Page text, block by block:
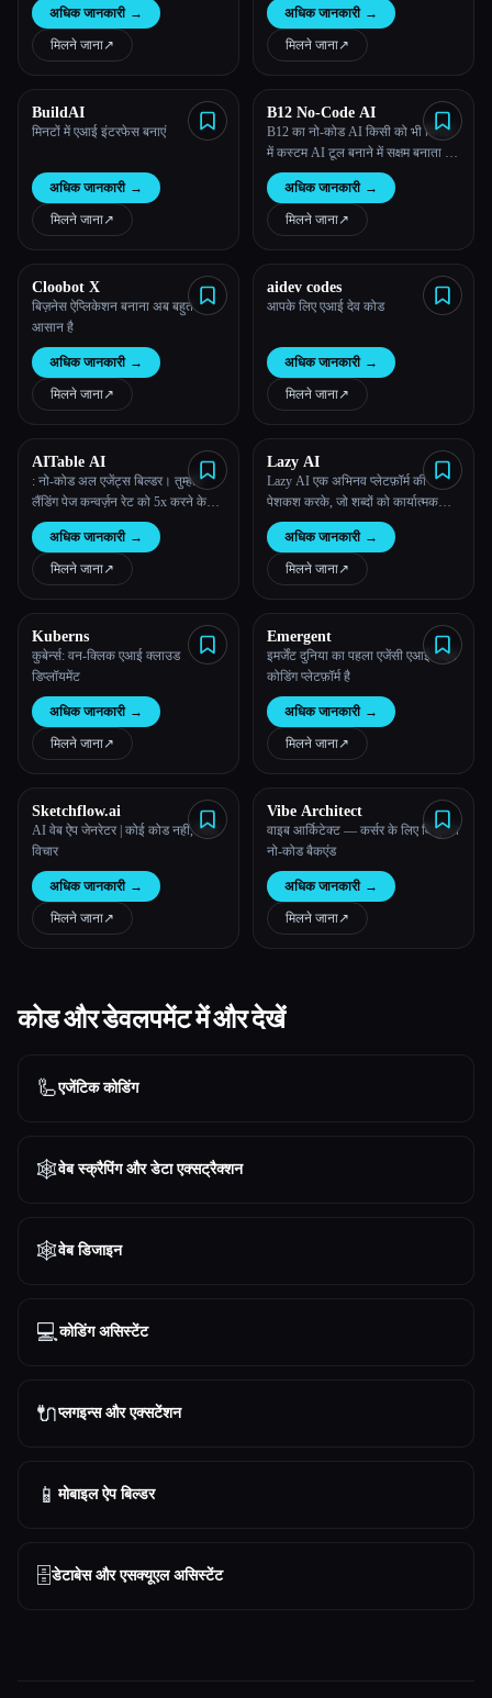
सभी श्रेणियाँ
अधिक जानकारी →
मिलने जाना↗︎
अधिक जानकारी →
मिलने जाना↗︎
BuildAI
मिनटों में एआई इंटरफेस बनाएं
अधिक जानकारी →
मिलने जाना↗︎
B12 No-Code AI
B12 का नो-कोड AI किसी को भी मिनटों
में कस्टम AI टूल बनाने में सक्षम बनाता है।
एआई का उपयोग करने से लेकर बिना
किसी विशेषज्ञता के मिनटों में अपना खुद
का एआई टूल बनाने तक जाएं।
अधिक जानकारी →
मिलने जाना↗︎
Cloobot X
बिज़नेस ऐप्लिकेशन बनाना अब बहुत
आसान है
अधिक जानकारी →
मिलने जाना↗︎
aidev codes
आपके लिए एआई देव कोड
अधिक जानकारी →
मिलने जाना↗︎
AITable AI
: नो-कोड अल एजेंट्स बिल्डर। तुम्हारे
लैंडिंग पेज कन्वर्ज़न रेट को 5x करने के
लिए कस्टम ChatGPT।
अधिक जानकारी →
मिलने जाना↗︎
Lazy AI
Lazy AI एक अभिनव प्लेटफ़ॉर्म की
पेशकश करके, जो शब्दों को कार्यात्मक
अनुप्रयोगों में अनुवादित करता है, की
पेशकश करके अनुप्रयोग के विकास के
परिदृश्य को बदलने के लिए समर्पित है।
अधिक जानकारी →
मिलने जाना↗︎
Kuberns
कुबेर्न्स: वन-क्लिक एआई क्लाउड
डिप्लॉयमेंट
अधिक जानकारी →
मिलने जाना↗︎
Emergent
इमर्जेंट दुनिया का पहला एजेंसी एआई वाइब
कोडिंग प्लेटफ़ॉर्म है
अधिक जानकारी →
मिलने जाना↗︎
Sketchflow.ai
AI वेब ऐप जेनरेटर | कोई कोड नहीं, सिर्फ़
विचार
अधिक जानकारी →
मिलने जाना↗︎
Vibe Architect
वाइब आर्किटेक्ट — कर्सर के लिए विज़ुअल
नो-कोड बैकएंड
अधिक जानकारी →
मिलने जाना↗︎
कोड और डेवलपमेंट में और देखें
🦾एजेंटिक कोडिंग
🕸️वेब स्क्रैपिंग और डेटा एक्सट्रैक्शन
🕸वेब डिजाइन
💻कोडिंग असिस्टेंट
🔌प्लगइन्स और एक्सटेंशन
📱 मोबाइल ऐप बिल्डर
🗄️डेटाबेस और एसक्यूएल असिस्टेंट